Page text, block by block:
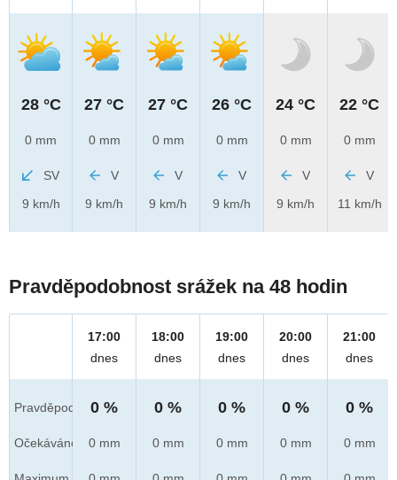
28 °C
0 mm
SV
9 km/h
27 °C
0 mm
V
9 km/h
27 °C
0 mm
V
9 km/h
26 °C
0 mm
V
9 km/h
24 °C
0 mm
V
9 km/h
22 °C
0 mm
V
11 km/h
Pravděpodobnost srážek na 48 hodin
Pravděpod.
Očekáváno
17:00
dnes
0 %
0 mm
18:00
dnes
0 %
0 mm
19:00
dnes
0 %
0 mm
20:00
dnes
0 %
0 mm
21:00
dnes
0 %
0 mm